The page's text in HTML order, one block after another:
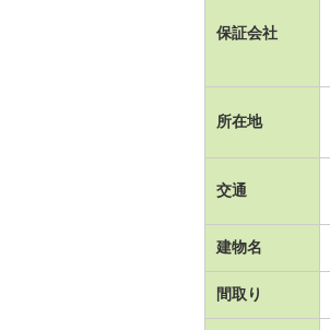
保証会社
所在地
交通
建物名
間取り